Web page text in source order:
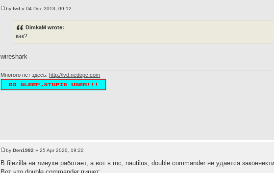
bylvd » 04 Dec 2013, 09:12
DimkaM wrote:
как?
wireshark
Многого нет здесь:http://lvd.nedopc.com
byDen1982 » 25 Apr 2020, 19:22
В filezilla на линухе работает, а вот в mc, nautilus, double commander не удается